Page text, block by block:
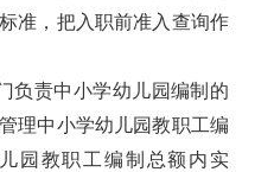
准，把入职前准入查询作
负责中小学幼儿园编制的
理中小学幼儿园教职工编
园教职工编制总额内实